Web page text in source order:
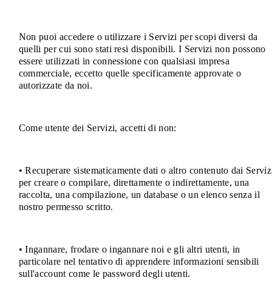
Non puoi accedere o utilizzare i Servizi per scopi diversi da
quelli per cui sono stati resi disponibili. I Servizi non possono
essere utilizzati in connessione con qualsiasi impresa
commerciale, eccetto quelle specificamente approvate o
autorizzate da noi.
Come utente dei Servizi, accetti di non:
• Recuperare sistematicamente dati o altro contenuto dai
per creare o compilare, direttamente o indirettamente, una
raccolta, una compilazione, un database o un elenco senza il
nostro permesso scritto.
• Ingannare, frodare o ingannare noi e gli altri utenti, in
particolare nel tentativo di apprendere informazioni sensibili
sull'account come le password degli utenti.